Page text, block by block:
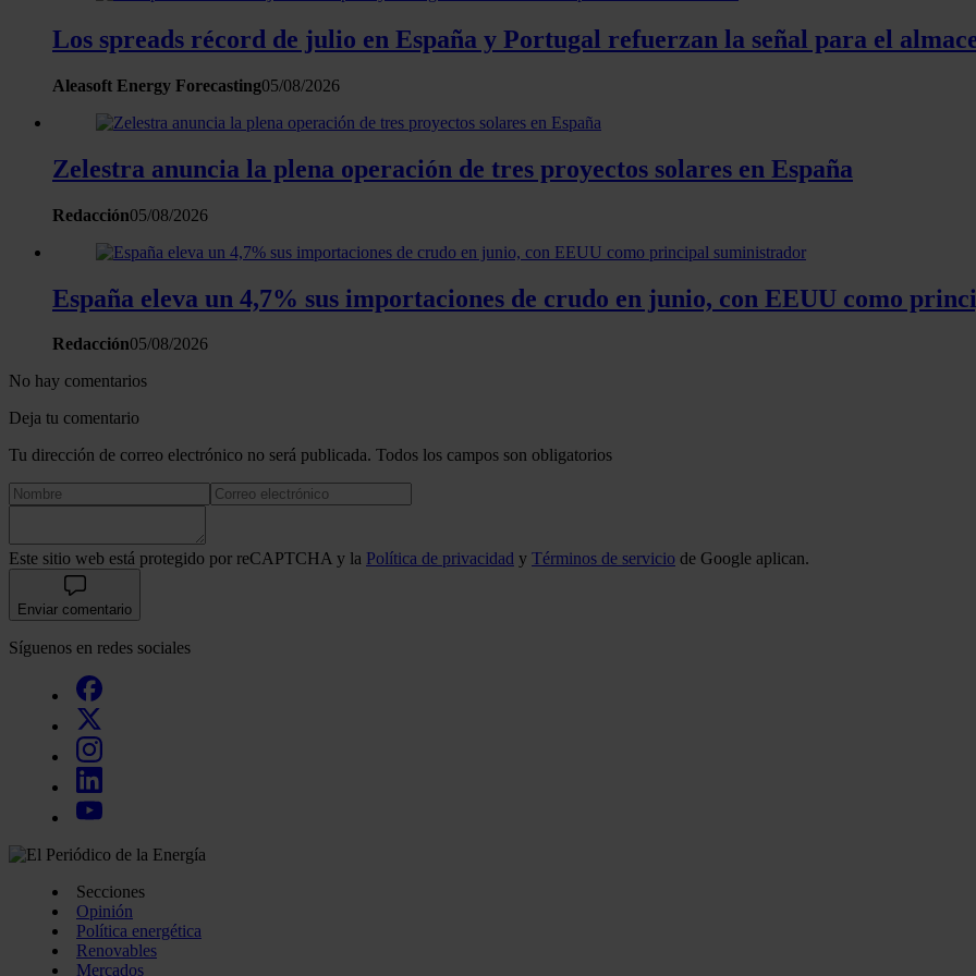
Los spreads récord de julio en España y Portugal refuerzan la señal para el
Aleasoft Energy Forecasting05/08/2026
Zelestra anuncia la plena operación de tres proyectos solares en España
Redacción05/08/2026
España eleva un 4,7% sus importaciones de crudo en junio, con EEUU como
Redacción05/08/2026
No hay comentarios
Deja tu comentario
Tu dirección de correo electrónico no será publicada. Todos los campos son obligatorios
Este sitio web está protegido por reCAPTCHA y la Política de privacidad y Términos de servicio de Google aplican.
Enviar comentario
Síguenos en redes sociales
Secciones
Opinión
Política energética
Renovables
Mercados